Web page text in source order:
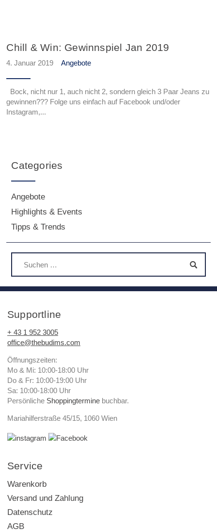
Chill & Win: Gewinnspiel Jan 2019
4. Januar 2019 Angebote
Bock, nicht nur 1, auch nicht 2, sondern gleich 3 Paar Jeans zu
gewinnen??? Folge uns einfach auf Facebook und/oder
Instagram,...
Categories
Angebote
Highlights & Events
Tipps & Trends
Supportline
+ 43 1 952 3005
office@thebudims.com
Öffnungszeiten:
Mo & Mi: 10:00-18:00 Uhr
Do & Fr: 10:00-19:00 Uhr
Sa: 10:00-18:00 Uhr
Persönliche Shoppingtermine buchbar.
Mariahilferstraße 45/15, 1060 Wien
Service
Warenkorb
Versand und Zahlung
Datenschutz
AGB